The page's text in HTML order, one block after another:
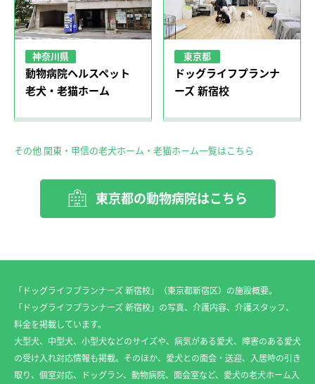
神奈川県
動物病院ヘルスペット
老犬・老猫ホーム
東京都
ドッグライフプランナ
ーズ 新宿校
その他 関東・甲信の老犬ホーム・老猫ホーム一覧はこちら
東京都の動物病院はこちら
「ドッグライフプランナーズ 新宿校」（東京都新宿区）の施設概要。
「ドッグライフプランナーズ 新宿校」の写真、介護内容、介護スタッフ、
料金を掲載しています。
大型犬、中型犬、小型犬などのサイズや、病気がある愛犬、障害のある愛犬
の受け入れ対応情報も掲載。そのほか、愛犬との面会・送迎、入居時の引き
取り、個室対応、ドッグラン、動物病院、面会室など、愛犬の老犬ホーム入